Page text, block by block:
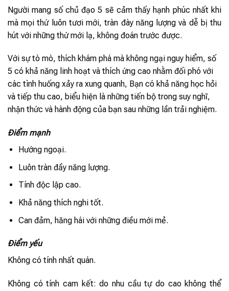
Người mang số chủ đạo 5 sẽ cảm thấy hạnh phúc nhất khi
mà mọi thứ luôn tươi mới, tràn đày năng lượng và dễ bị thu
hút với những thứ mới lạ, không đoán trước được.
Với sự tò mò, thích khám phá mà không ngại nguy hiểm, số
5 có khả năng linh hoạt và thích ứng cao nhằm đối phó với
các tình huống xảy ra xung quanh, Bạn có khả năng học hỏi
và tiếp thu cao, biểu hiện là những tiến bộ trong suy nghĩ,
nhận thức và hành động của bạn sau những lần trải nghiệm.
Điểm mạnh
Hướng ngoại.
Luôn tràn đầy năng lượng.
Tính độc lập cao.
Khả năng thích nghi tốt.
Can đảm, hăng hái với những điều mới mẻ.
Điểm yếu
Không có tính nhất quán.
Không có tính cam kết: do nhu cầu tự do cao không thể